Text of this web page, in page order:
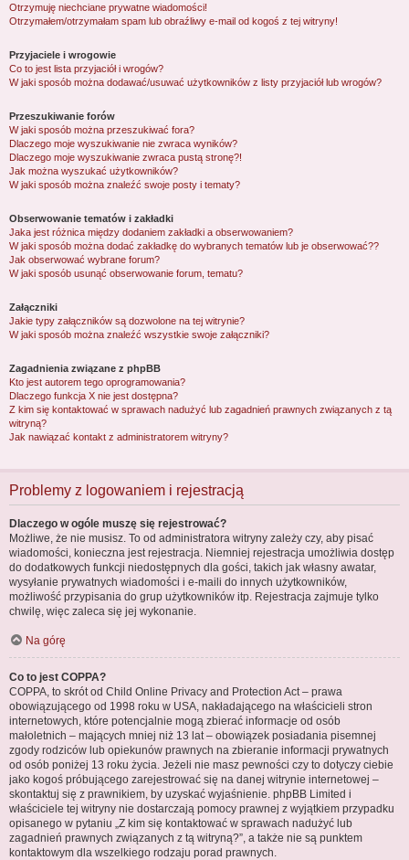
Otrzymuję niechciane prywatne wiadomości!
Otrzymałem/otrzymałam spam lub obraźliwy e-mail od kogoś z tej witryny!
Przyjaciele i wrogowie
Co to jest lista przyjaciół i wrogów?
W jaki sposób można dodawać/usuwać użytkowników z listy przyjaciół lub wrogów?
Przeszukiwanie forów
W jaki sposób można przeszukiwać fora?
Dlaczego moje wyszukiwanie nie zwraca wyników?
Dlaczego moje wyszukiwanie zwraca pustą stronę?!
Jak można wyszukać użytkowników?
W jaki sposób można znaleźć swoje posty i tematy?
Obserwowanie tematów i zakładki
Jaka jest różnica między dodaniem zakładki a obserwowaniem?
W jaki sposób można dodać zakładkę do wybranych tematów lub je obserwować??
Jak obserwować wybrane forum?
W jaki sposób usunąć obserwowanie forum, tematu?
Załączniki
Jakie typy załączników są dozwolone na tej witrynie?
W jaki sposób można znaleźć wszystkie swoje załączniki?
Zagadnienia związane z phpBB
Kto jest autorem tego oprogramowania?
Dlaczego funkcja X nie jest dostępna?
Z kim się kontaktować w sprawach nadużyć lub zagadnień prawnych związanych z tą
witryną?
Jak nawiązać kontakt z administratorem witryny?
Problemy z logowaniem i rejestracją
Dlaczego w ogóle muszę się rejestrować?
Możliwe, że nie musisz. To od administratora witryny zależy czy, aby pisać
wiadomości, konieczna jest rejestracja. Niemniej rejestracja umożliwia dostęp
do dodatkowych funkcji niedostępnych dla gości, takich jak własny awatar,
wysyłanie prywatnych wiadomości i e-maili do innych użytkowników,
możliwość przypisania do grup użytkowników itp. Rejestracja zajmuje tylko
chwilę, więc zaleca się jej wykonanie.
Na górę
Co to jest COPPA?
COPPA, to skrót od Child Online Privacy and Protection Act – prawa
obowiązującego od 1998 roku w USA, nakładającego na właścicieli stron
internetowych, które potencjalnie mogą zbierać informacje od osób
małoletnich – mających mniej niż 13 lat – obowiązek posiadania pisemnej
zgody rodziców lub opiekunów prawnych na zbieranie informacji prywatnych
od osób poniżej 13 roku życia. Jeżeli nie masz pewności czy to dotyczy ciebie
jako kogoś próbującego zarejestrować się na danej witrynie internetowej –
skontaktuj się z prawnikiem, by uzyskać wyjaśnienie. phpBB Limited i
właściciele tej witryny nie dostarczają pomocy prawnej z wyjątkiem przypadku
opisanego w pytaniu „Z kim się kontaktować w sprawach nadużyć lub
zagadnień prawnych związanych z tą witryną?”, a także nie są punktem
kontaktowym dla wszelkiego rodzaju porad prawnych.